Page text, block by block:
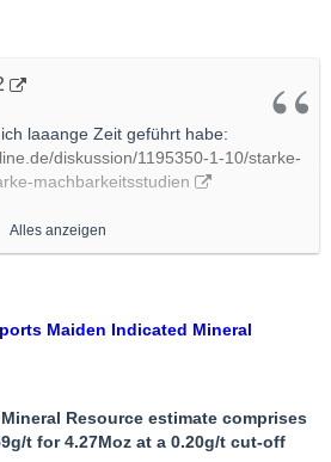
laaange Zeit geführt habe:
diskussion/1195350-1-10/starke-
machbarkeitsstudien
wurde dankenswerterweise
aber Allen voran "Rolleg".
vor ca. 1 Monat dicht gemacht haben,
Alles anzeigen
Maiden Indicated Mineral
Resource estimate comprises
t for 4.27Moz at a 0.20g/t cut-off